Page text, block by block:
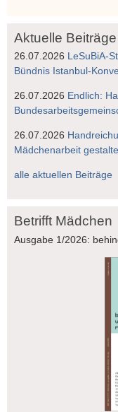
Aktuelle Beiträge
26.07.2026 LeSuBiA-
Bündnis Istanbul-
26.07.2026 Endlich:
26.07.2026
Mädchenarbeit
alle aktuellen Beiträge
Betrifft Mädchen
Ausgabe 1/2026: